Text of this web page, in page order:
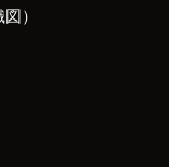
）